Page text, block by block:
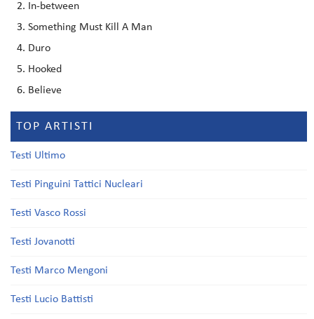
In-between
Something Must Kill A Man
Duro
Hooked
Believe
TOP ARTISTI
Testi Ultimo
Testi Pinguini Tattici Nucleari
Testi Vasco Rossi
Testi Jovanotti
Testi Marco Mengoni
Testi Lucio Battisti